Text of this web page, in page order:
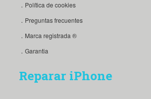
．Política de cookies
．Preguntas frecuentes
．Marca registrada ®
．Garantia
Reparar iPhone